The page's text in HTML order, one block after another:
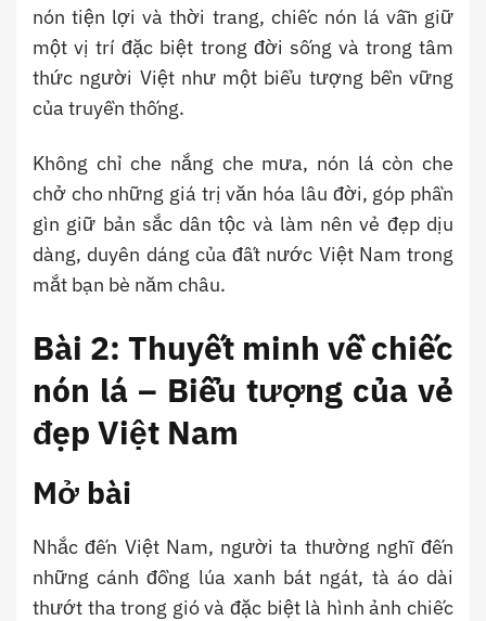
nón tiện lợi và thời trang, chiếc nón lá vẫn giữ
một vị trí đặc biệt trong đời sống và trong tâm
thức người Việt như một biểu tượng bền vững
của truyền thống.
Không chỉ che nắng che mưa, nón lá còn che
chở cho những giá trị văn hóa lâu đời, góp phần
gìn giữ bản sắc dân tộc và làm nên vẻ đẹp dịu
dàng, duyên dáng của đất nước Việt Nam trong
mắt bạn bè năm châu.
Bài 2: Thuyết minh về chiếc
nón lá – Biểu tượng của vẻ
đẹp Việt Nam
Mở bài
Nhắc đến Việt Nam, người ta thường nghĩ đến
những cánh đồng lúa xanh bát ngát, tà áo dài
thướt tha trong gió và đặc biệt là hình ảnh chiếc